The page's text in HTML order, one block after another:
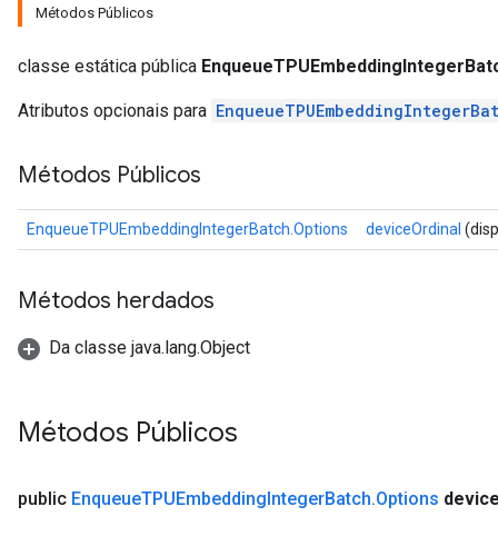
Métodos Públicos
classe estática pública
Atributos opcionais para
Métodos Públicos
EnqueueTPUEmbeddingIntegerBatch.Options deviceOrdinal
Métodos herdados
Da classe java.lang.Object
Métodos Públicos
public EnqueueTPUEmbeddingIntegerBatch.Options